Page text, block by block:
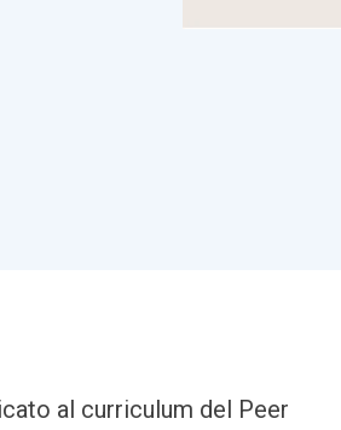
al curriculum del Peer